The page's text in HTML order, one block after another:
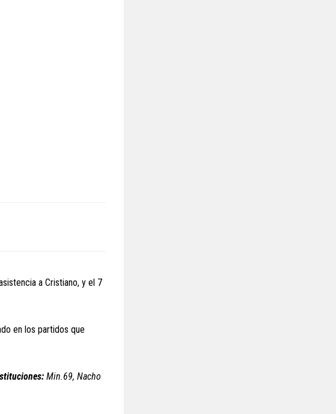
a Cristiano, y el 7
en los partidos que
Min.69, Nacho